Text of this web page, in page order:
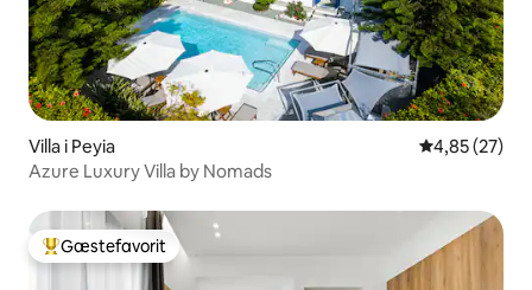
Villa i Peyia 4,85 ud af 5 i
4,85 (27)
Azure Luxury Villa by Nomads
Bedste gæstefavorit
Gæstefavorit